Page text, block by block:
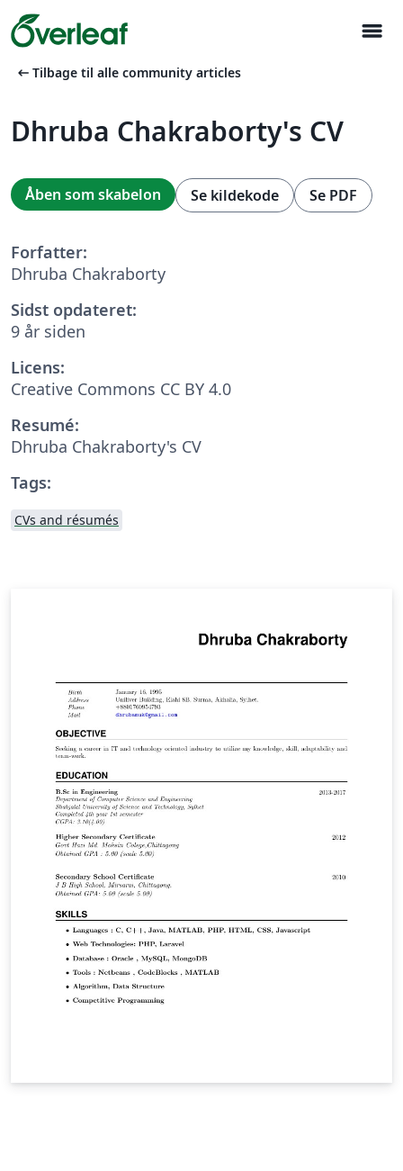
menu
arrow_left_alt Tilbage til alle community articles
Dhruba Chakraborty's CV
Åben som skabelon Se kildekode Se PDF
Forfatter:
Dhruba Chakraborty
Sidst opdateret:
9 år siden
Licens:
Creative Commons CC BY 4.0
Resumé:
Dhruba Chakraborty's CV
Tags:
CVs and résumés